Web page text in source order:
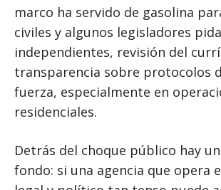
marco ha servido de gasolina
civiles y algunos legisladores
independientes, revisión del
transparencia sobre protocolos
fuerza, especialmente en
residenciales.
Detrás del choque público hay
fondo: si una agencia que opera